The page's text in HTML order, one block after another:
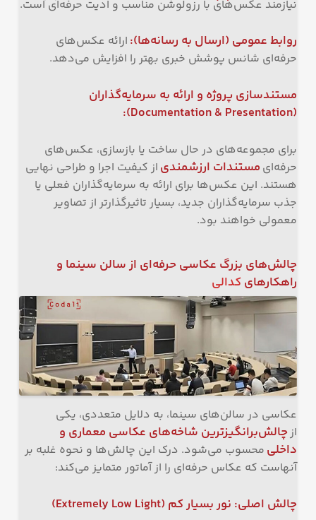
نیازمند عکس‌های با رزولوشن مناسب و ادیت حرفه‌ای است.
روابط عمومی (ارسال به رسانه‌ها): ارائه عکس‌های
حرفه‌ای شانس پوشش خبری بهتر را افزایش می‌دهد.
مستندسازی پروژه و ارائه به سرمایه‌گذاران
(Documentation & Presentation):
برای مجموعه‌های در حال ساخت یا بازسازی، عکس‌های
حرفه‌ای مستندات ارزشمندی از کیفیت اجرا و طراحی نهایی
هستند. این عکس‌ها برای ارائه به سرمایه‌گذاران فعلی یا
جذب سرمایه‌گذاران جدید، بسیار تاثیرگذارتر از تصاویر
معمولی خواهند بود.
چالش‌های بزرگ عکاسی حرفه‌ای از سالن سینما و
راهکارهایکدالی
عکاسی در سالن‌های سینما، به دلایل متعددی، یکی
ازچالش‌برانگیزترین شاخه‌های عکاسی معماری و
داخلی محسوب می‌شود. درک این چالش‌ها و نحوه غلبه بر
آنهاست که عکاس حرفه‌ای را از آماتور متمایز می‌کند:
چالش اصلی: نور بسیار کم (Extremely Low Light)